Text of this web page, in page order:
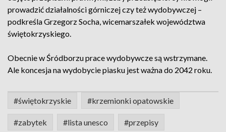
prowadzić działalności górniczej czy też wydobywczej –
podkreśla Grzegorz Socha, wicemarszałek województwa
świętokrzyskiego.
Obecnie w Śródborzu prace wydobywcze są wstrzymane.
Ale koncesja na wydobycie piasku jest ważna do 2042 roku.
#świętokrzyskie #krzemionki opatowskie
#zabytek #lista unesco #przepisy